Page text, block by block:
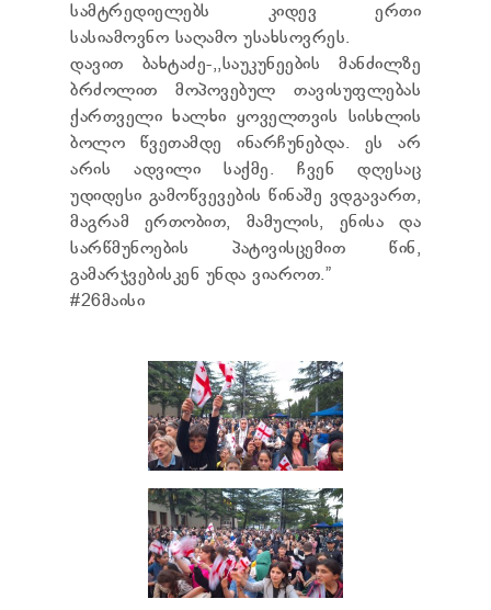
სამტრედიელებს კიდევ ერთი
სასიამოვნო საღამო უსახსოვრეს.
დავით ბახტაძე-,,საუკუნეების მანძილზე
ბრძოლით მოპოვებულ თავისუფლებას
ქართველი ხალხი ყოველთვის სისხლის
ბოლო წვეთამდე ინარჩუნებდა. ეს არ
არის ადვილი საქმე. ჩვენ დღესაც
უდიდესი გამოწვევების წინაშე ვდგავართ,
მაგრამ ერთობით, მამულის, ენისა და
სარწმუნოების პატივისცემით წინ,
გამარჯვებისკენ უნდა ვიაროთ.”
#26მაისი